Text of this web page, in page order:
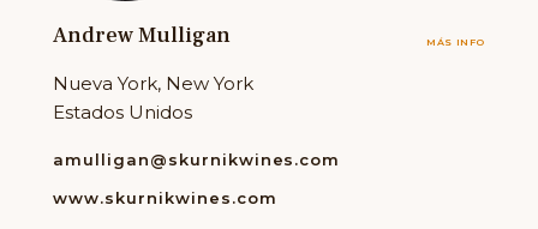
Andrew Mulligan MÁS INFO
Nueva York, New York
Estados Unidos
amulligan@skurnikwines.com
www.skurnikwines.com